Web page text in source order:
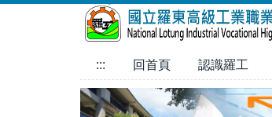
::: 回首頁 認識羅工